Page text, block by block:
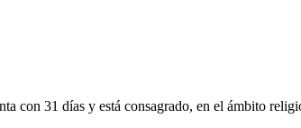
con 31 días y está consagrado, en el ámbito